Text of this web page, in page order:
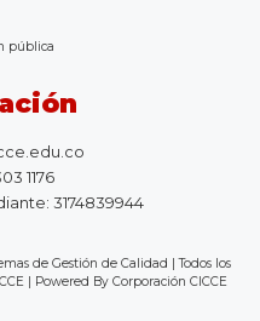
pública
1176
3174839944
de Gestión de Calidad | Todos los
| Powered By Corporación CICCE